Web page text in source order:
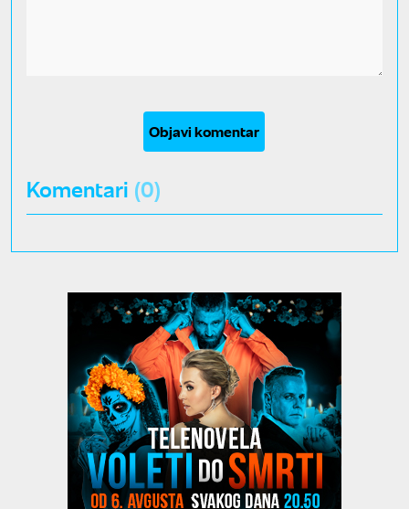
Objavi komentar
Komentari (0)